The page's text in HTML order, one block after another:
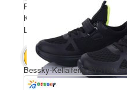
Розмірний ряд: 36-41
Комплектація ящика: 8
Ціна за пару: 650 грн.
В КОШИК 5200 грн.
Bessky-Kellaifeng BY5163-6D